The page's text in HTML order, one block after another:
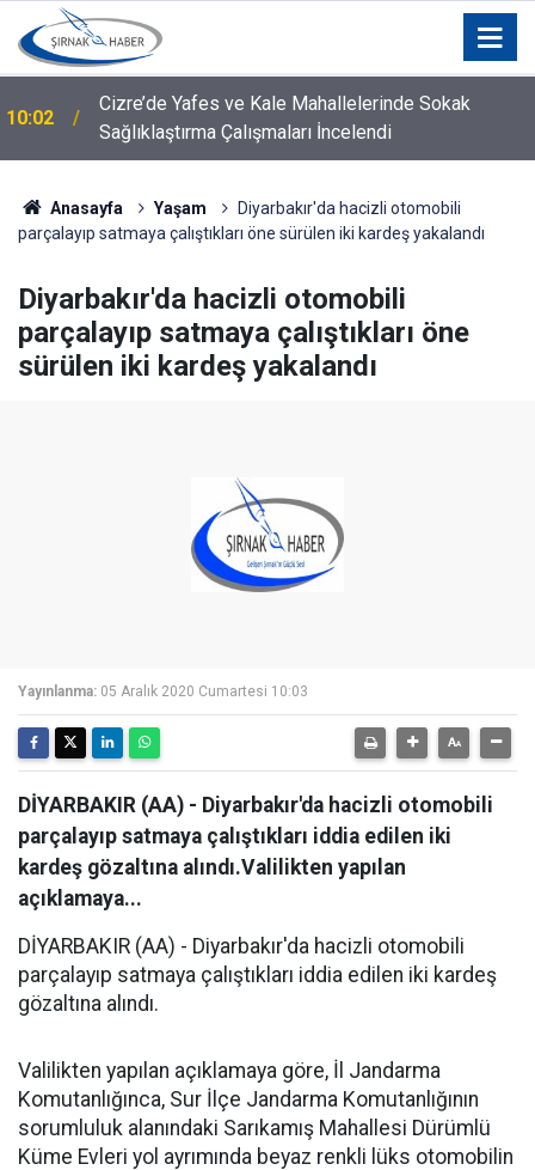
10:02
Cizre’de Yafes ve Kale Mahallelerinde Sokak
Sağlıklaştırma Çalışmaları İncelendi
09:44
Araç sahiplerinin sevinci kısa sürdü: Benzine zam
geliyor
Anasayfa Yaşam
Diyarbakır'da hacizli otomobili
parçalayıp satmaya çalıştıkları öne sürülen iki kardeş yakalandı
Diyarbakır'da hacizli otomobili
parçalayıp satmaya çalıştıkları öne
sürülen iki kardeş yakalandı
Yayınlanma: 05 Aralık 2020 Cumartesi 10:03
DİYARBAKIR (AA) - Diyarbakır'da hacizli otomobili
parçalayıp satmaya çalıştıkları iddia edilen iki
kardeş gözaltına alındı.Valilikten yapılan
açıklamaya...
DİYARBAKIR (AA) - Diyarbakır'da hacizli otomobili
parçalayıp satmaya çalıştıkları iddia edilen iki kardeş
gözaltına alındı.
Valilikten yapılan açıklamaya göre, İl Jandarma
Komutanlığınca, Sur İlçe Jandarma Komutanlığının
sorumluluk alanındaki Sarıkamış Mahallesi Dürümlü
Küme Evleri yol ayrımında beyaz renkli lüks otomobilin